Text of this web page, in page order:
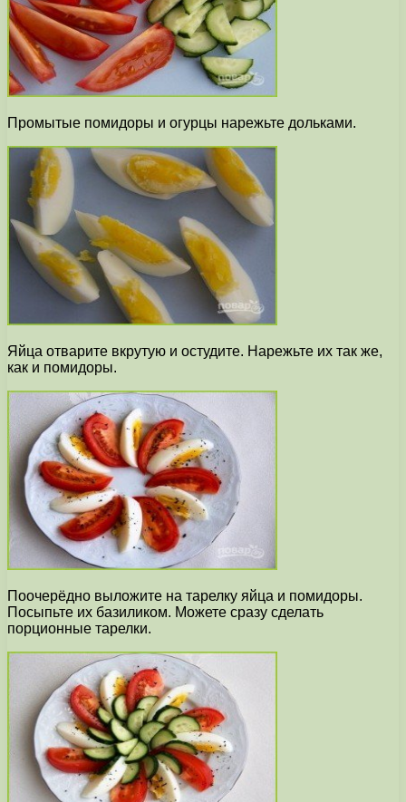
Промытые помидоры и огурцы нарежьте дольками.
Яйца отварите вкрутую и остудите. Нарежьте их так же,
как и помидоры.
Поочерёдно выложите на тарелку яйца и помидоры.
Посыпьте их базиликом. Можете сразу сделать
порционные тарелки.